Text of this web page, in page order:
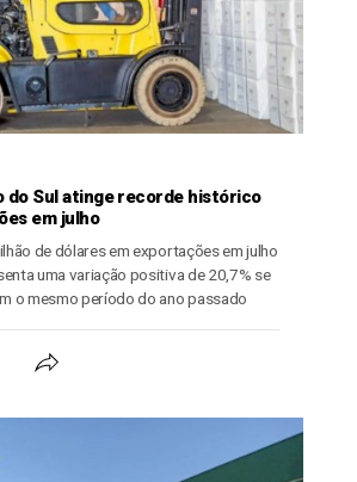
do Sul atinge recorde histórico
em julho
de dólares em exportações em julho
uma variação positiva de 20,7% se
o mesmo período do ano passado